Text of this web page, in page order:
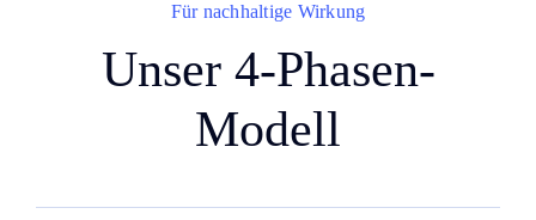
Für nachhaltige Wirkung
Unser 4-Phasen-
Modell